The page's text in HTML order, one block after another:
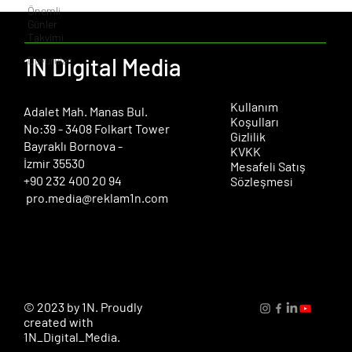
Önemli
Günler
Takvimi
Duyurular
​Adalet Mah. Manas Bul.
No:39 - 3408 Folkart Tower
Bayraklı Bornova -
İzmir 35530
+90 232 400 20 94
pro.media@reklam1n.com
1N Digital Media
Kullanım
Koşulları
Gizlilik
KVKK
Mesafeli Satış
Sözleşmesi
© 2023 by 1N. Proudly
created with
1N_Digital_Media.